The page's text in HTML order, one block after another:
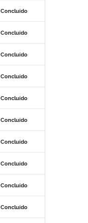
Concluído
Concluído
Concluído
Concluído
Concluído
Concluído
Concluído
Concluído
Concluído
Concluído